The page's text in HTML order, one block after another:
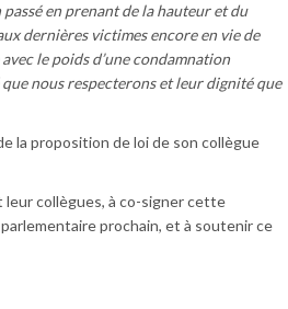
en prenant de la hauteur et du
dernières victimes encore en vie de
le poids d’une condamnation
nous respecterons et leur dignité que
la proposition de loi de son collègue
collègues, à co-signer cette
prochain, et à soutenir ce